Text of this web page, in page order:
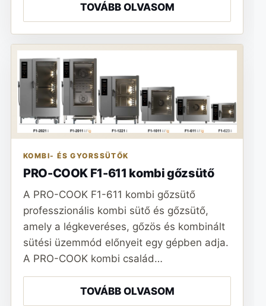
TOVÁBB OLVASOM
KOMBI- ÉS GYORSSÜTŐK
PRO-COOK F1-611 kombi gőzsütő
A PRO-COOK F1-611 kombi gőzsütő
professzionális kombi sütő és gőzsütő,
amely a légkeveréses, gőzös és kombinált
sütési üzemmód előnyeit egy gépben adja.
A PRO-COOK kombi család…
TOVÁBB OLVASOM